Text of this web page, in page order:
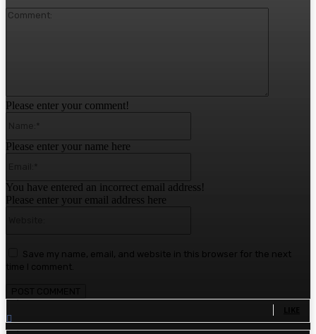
Please enter your comment!
Please enter your name here
You have entered an incorrect email address!
Please enter your email address here
Save my name, email, and website in this browser for the next
time I comment.